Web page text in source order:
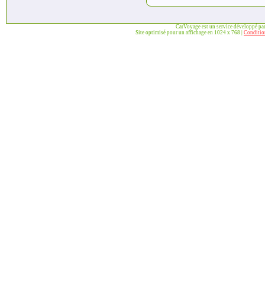
CarVoyage est un service développé
Site optimisé pour un affichage en 1024 x 768 |